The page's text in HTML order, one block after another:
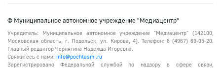
© Муниципальное автономное учреждение "Медиацентр"
Учредитель: Муниципальное автономное учреждение "Медиацентр" (142100,
Московская область, г. Подольск, ул. Кирова, 4). Телефон: 8 (4967) 69-05-20.
Главный редактор Чернятина Надежда Игоревна.
Свяжитесь с нами: info@pochtasmi.ru
Зарегистрировано Федеральной службой по надзору в сфере связи,